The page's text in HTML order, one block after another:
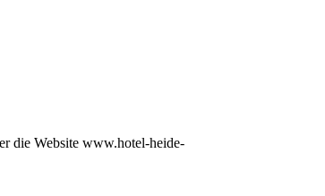
die Website www.hotel-heide-